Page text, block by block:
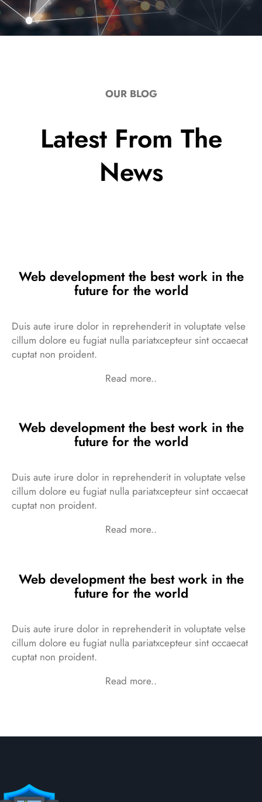
OUR BLOG
Latest From The
News
Web development the best work in the
future for the world
Duis aute irure dolor in reprehenderit in voluptate velse
cillum dolore eu fugiat nulla pariatxcepteur sint occaecat
cuptat non proident.
Read more..
Web development the best work in the
future for the world
Duis aute irure dolor in reprehenderit in voluptate velse
cillum dolore eu fugiat nulla pariatxcepteur sint occaecat
cuptat non proident.
Read more..
Web development the best work in the
future for the world
Duis aute irure dolor in reprehenderit in voluptate velse
cillum dolore eu fugiat nulla pariatxcepteur sint occaecat
cuptat non proident.
Read more..